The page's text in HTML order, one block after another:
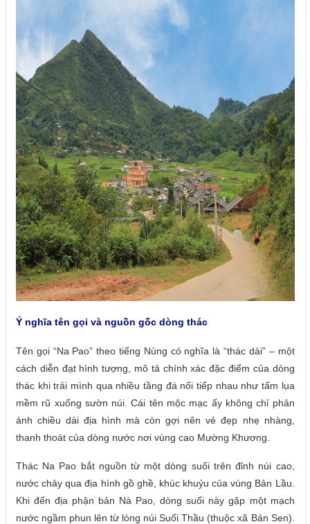
Ý nghĩa tên gọi và nguồn gốc dòng thác
Tên gọi “Na Pao” theo tiếng Nùng có nghĩa là “thác dài” – một
cách diễn đạt hình tượng, mô tả chính xác đặc điểm của dòng
thác khi trải mình qua nhiều tầng đá nối tiếp nhau như tấm lụa
mềm rũ xuống sườn núi. Cái tên mộc mạc ấy không chỉ phản
ánh chiều dài địa hình mà còn gợi nên vẻ đẹp nhẹ nhàng,
thanh thoát của dòng nước nơi vùng cao Mường Khương.
Thác Na Pao bắt nguồn từ một dòng suối trên đỉnh núi cao,
nước chảy qua địa hình gồ ghề, khúc khuỷu của vùng Bản Lầu.
Khi đến địa phận bản Nà Pao, dòng suối này gặp một mạch
nước ngầm phun lên từ lòng núi Suối Thầu (thuộc xã Bản Sen).